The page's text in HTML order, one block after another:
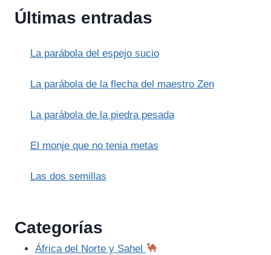
VÄINÄMÖINEN:
COMO
Y
VOCAL
Últimas entradas
La parábola del espejo sucio
La parábola de la flecha del maestro Zen
La parábola de la piedra pesada
El monje que no tenia metas
Las dos semillas
Categorías
África del Norte y Sahel